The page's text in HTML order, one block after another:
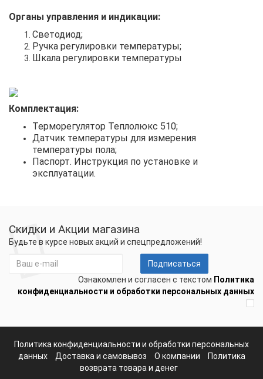
Органы управления и индикации:
Светодиод;
Ручка регулировки температуры;
Шкала регулировки температуры
Комплектация:
Терморегулятор Теплолюкс 510;
Датчик температуры для измерения
температуры пола;
Паспорт. Инструкция по установке и
эксплуатации.
Скидки и Акции магазина
Будьте в курсе новых акций и спецпредложений!
Подписаться
Ознакомлен и согласен с текстом Политика
конфиденциальности и обработки персональных данных
Политика конфиденциальности и обработки персональных
данных
Доставка и самовывоз О компании
Политика
возврата товара и денег